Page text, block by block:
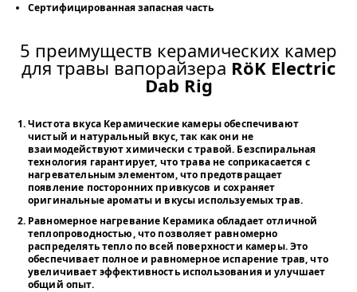
Сертифицированная запасная часть
5 преимуществ керамических камер
для травы вапорайзера RöK Electric
Dab Rig
Чистота вкусаКерамические камеры обеспечивают
чистый и натуральный вкус, так как они не
взаимодействуют химически с травой. Безспиральная
технология гарантирует, что трава не соприкасается с
нагревательным элементом, что предотвращает
появление посторонних привкусов и сохраняет
оригинальные ароматы и вкусы используемых трав.
Равномерное нагревание Керамика обладает отличной
теплопроводностью, что позволяет равномерно
распределять тепло по всей поверхности камеры. Это
обеспечивает полное и равномерное испарение трав, что
увеличивает эффективность использования и улучшает
общий опыт.